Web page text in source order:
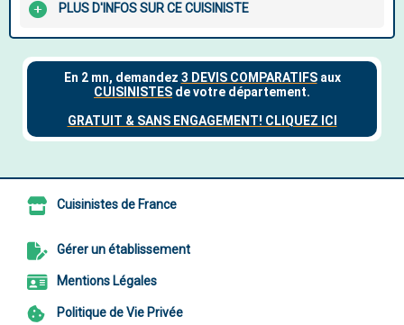
PLUS D'INFOS SUR CE CUISINISTE
Cuisinistes de France
Gérer un établissement
Mentions Légales
Politique de Vie Privée